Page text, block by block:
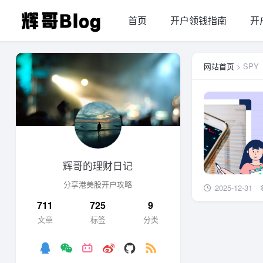
首页 开户领钱指南 开
网站首页 > ​SPY
2025-12-31
辉哥的理财日记
分享港美股开户攻略
711
文章
725
标签
9
分类